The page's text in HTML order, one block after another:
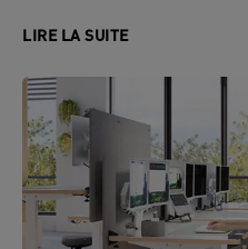
LIRE LA SUITE